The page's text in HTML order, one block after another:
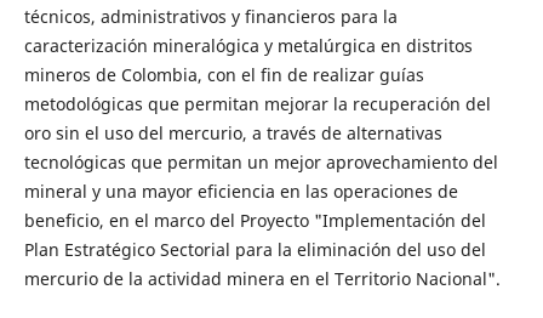
técnicos, administrativos y financieros para la
caracterización mineralógica y metalúrgica en distritos
mineros de Colombia, con el fin de realizar guías
metodológicas que permitan mejorar la recuperación del
oro sin el uso del mercurio, a través de alternativas
tecnológicas que permitan un mejor aprovechamiento del
mineral y una mayor eficiencia en las operaciones de
beneficio, en el marco del Proyecto "Implementación del
Plan Estratégico Sectorial para la eliminación del uso del
mercurio de la actividad minera en el Territorio Nacional".